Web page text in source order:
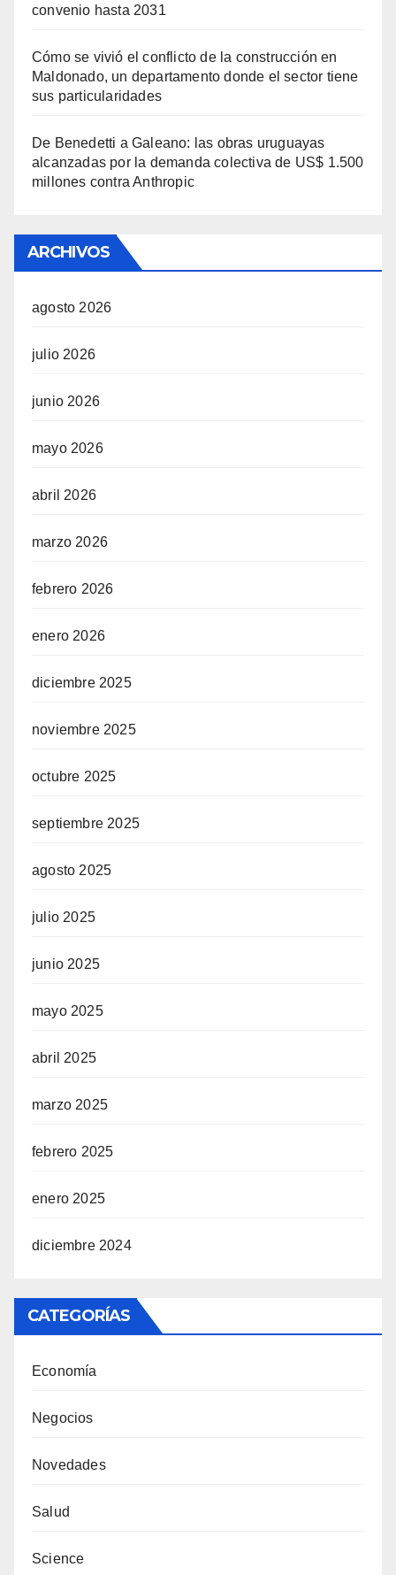
convenio hasta 2031
Cómo se vivió el conflicto de la construcción en
Maldonado, un departamento donde el sector tiene
sus particularidades
De Benedetti a Galeano: las obras uruguayas
alcanzadas por la demanda colectiva de US$ 1.500
millones contra Anthropic
ARCHIVOS
agosto 2026
julio 2026
junio 2026
mayo 2026
abril 2026
marzo 2026
febrero 2026
enero 2026
diciembre 2025
noviembre 2025
octubre 2025
septiembre 2025
agosto 2025
julio 2025
junio 2025
mayo 2025
abril 2025
marzo 2025
febrero 2025
enero 2025
diciembre 2024
CATEGORÍAS
Economía
Negocios
Novedades
Salud
Science